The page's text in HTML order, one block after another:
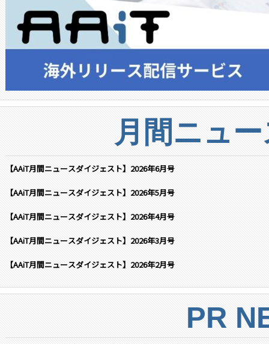
月間ニュ
【AAiT月間ニュースダイジェスト】2026年6月号
【AAiT月間ニュースダイジェスト】2026年5月号
【AAiT月間ニュースダイジェスト】2026年4月号
【AAiT月間ニュースダイジェスト】2026年3月号
【AAiT月間ニュースダイジェスト】2026年2月号
PR